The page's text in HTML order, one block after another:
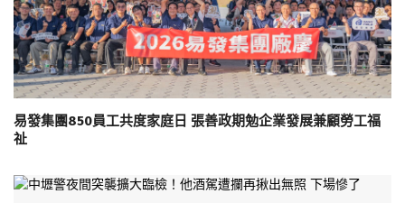
易發集團850員工共度家庭日 張善政期勉企業發展兼顧勞工福
祉